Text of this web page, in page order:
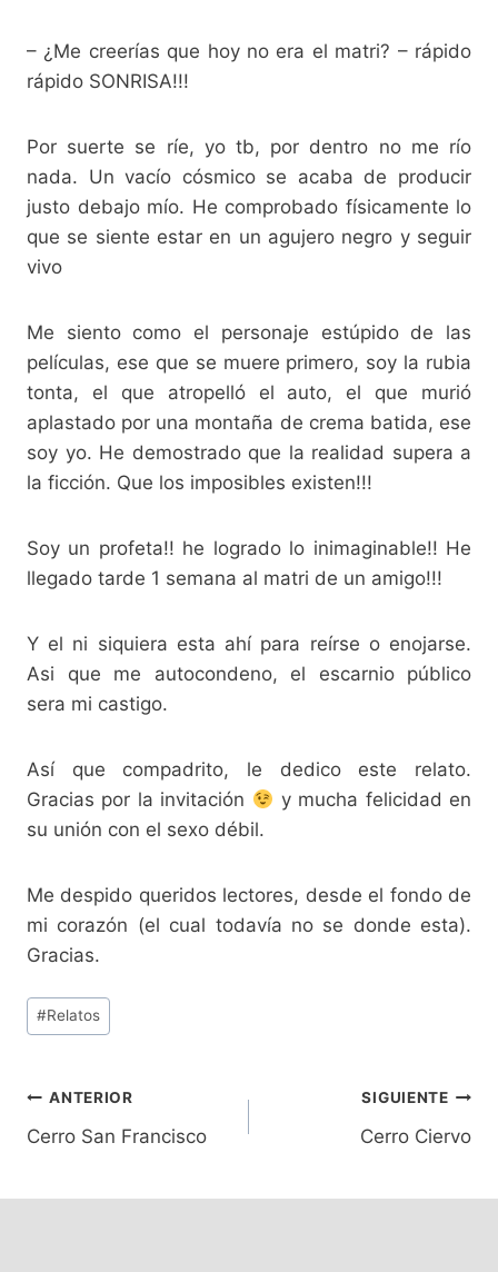
– ¿Me creerías que hoy no era el matri? – rápido
rápido SONRISA!!!
Por suerte se ríe, yo tb, por dentro no me río
nada. Un vacío cósmico se acaba de producir
justo debajo mío. He comprobado físicamente lo
que se siente estar en un agujero negro y seguir
vivo
Me siento como el personaje estúpido de las
películas, ese que se muere primero, soy la rubia
tonta, el que atropelló el auto, el que murió
aplastado por una montaña de crema batida, ese
soy yo. He demostrado que la realidad supera a
la ficción. Que los imposibles existen!!!
Soy un profeta!! he logrado lo inimaginable!! He
llegado tarde 1 semana al matri de un amigo!!!
Y el ni siquiera esta ahí para reírse o enojarse.
Asi que me autocondeno, el escarnio público
sera mi castigo.
Así que compadrito, le dedico este relato.
Gracias por la invitación
y mucha felicidad en
su unión con el sexo débil.
Me despido queridos lectores, desde el fondo de
mi corazón (el cual todavía no se donde esta).
Gracias.
Etiquetas
de
entrada:
#Relatos
NAVEGACIÓN
ANTERIOR
Cerro San Francisco
SIGUIENTE
Cerro Ciervo